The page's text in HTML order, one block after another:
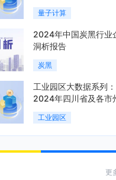
报告
量子计算
2024年中国炭黑行业
洞析报告
炭黑
工业园区大数据系列：
2024年四川省及各市
业园区全景洞析报告
工业园区
更